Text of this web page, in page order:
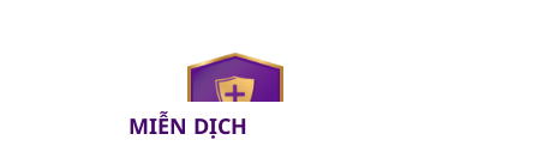
MIỄN DỊCH